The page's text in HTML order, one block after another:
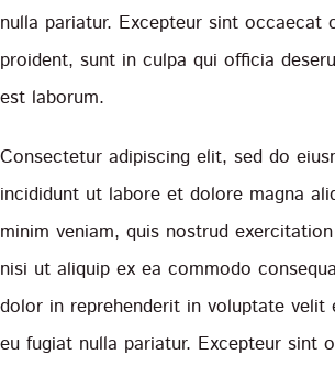
nulla pariatur. Excepteur sint occaecat
proident, sunt in culpa qui officia
est laborum.
Consectetur adipiscing elit, sed do
incididunt ut labore et dolore magna
minim veniam, quis nostrud
nisi ut aliquip ex ea commodo
dolor in reprehenderit in voluptate velit
eu fugiat nulla pariatur. Excepteur sint